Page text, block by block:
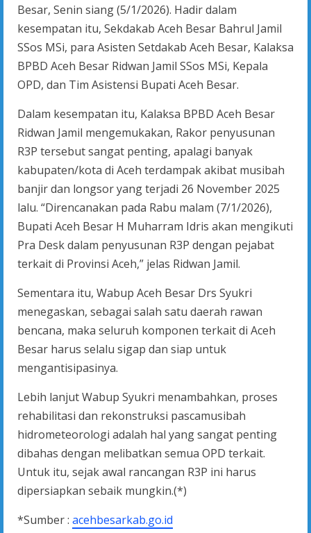
Besar, Senin siang (5/1/2026). Hadir dalam
kesempatan itu, Sekdakab Aceh Besar Bahrul Jamil
SSos MSi, para Asisten Setdakab Aceh Besar, Kalaksa
BPBD Aceh Besar Ridwan Jamil SSos MSi, Kepala
OPD, dan Tim Asistensi Bupati Aceh Besar.
Dalam kesempatan itu, Kalaksa BPBD Aceh Besar
Ridwan Jamil mengemukakan, Rakor penyusunan
R3P tersebut sangat penting, apalagi banyak
kabupaten/kota di Aceh terdampak akibat musibah
banjir dan longsor yang terjadi 26 November 2025
lalu. “Direncanakan pada Rabu malam (7/1/2026),
Bupati Aceh Besar H Muharram Idris akan mengikuti
Pra Desk dalam penyusunan R3P dengan pejabat
terkait di Provinsi Aceh,” jelas Ridwan Jamil.
Sementara itu, Wabup Aceh Besar Drs Syukri
menegaskan, sebagai salah satu daerah rawan
bencana, maka seluruh komponen terkait di Aceh
Besar harus selalu sigap dan siap untuk
mengantisipasinya.
Lebih lanjut Wabup Syukri menambahkan, proses
rehabilitasi dan rekonstruksi pascamusibah
hidrometeorologi adalah hal yang sangat penting
dibahas dengan melibatkan semua OPD terkait.
Untuk itu, sejak awal rancangan R3P ini harus
dipersiapkan sebaik mungkin.(*)
*Sumber : acehbesarkab.go.id